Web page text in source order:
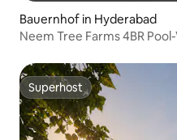
Bauernhof in Hyderabad
Neem Tree Farms 4BR
Superhost
Superhost